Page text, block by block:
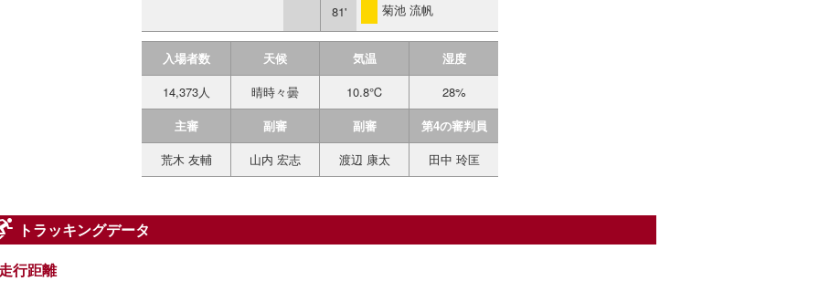
81' 警告
菊池 流帆
入場者数 天候 気温
湿度
14,373人
晴時々曇 10.8℃
28%
主審
副審 副審
第4の審判員
荒木 友輔
山内 宏志 渡辺 康太 田中 玲匡
トラッキングデータ
行距離